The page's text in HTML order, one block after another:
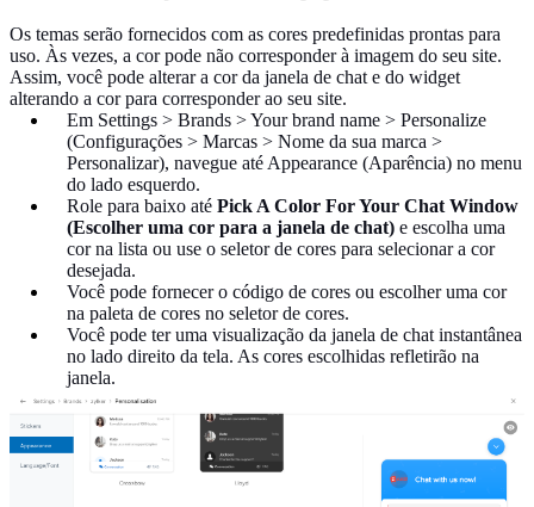
Os temas serão fornecidos com as cores predefinidas prontas para
uso. Às vezes, a cor pode não corresponder à imagem do seu site.
Assim, você pode alterar a cor da janela de chat e do widget
alterando a cor para corresponder ao seu site.
Em Settings > Brands > Your brand name > Personalize
(Configurações > Marcas > Nome da sua marca >
Personalizar), navegue até Appearance (Aparência) no menu
do lado esquerdo.
Role para baixo até Pick A Color For Your Chat Window
(Escolher uma cor para a janela de chat) e escolha uma
cor na lista ou use o seletor de cores para selecionar a cor
desejada.
Você pode fornecer o código de cores ou escolher uma cor
na paleta de cores no seletor de cores.
Você pode ter uma visualização da janela de chat instantânea
no lado direito da tela. As cores escolhidas refletirão na
janela.